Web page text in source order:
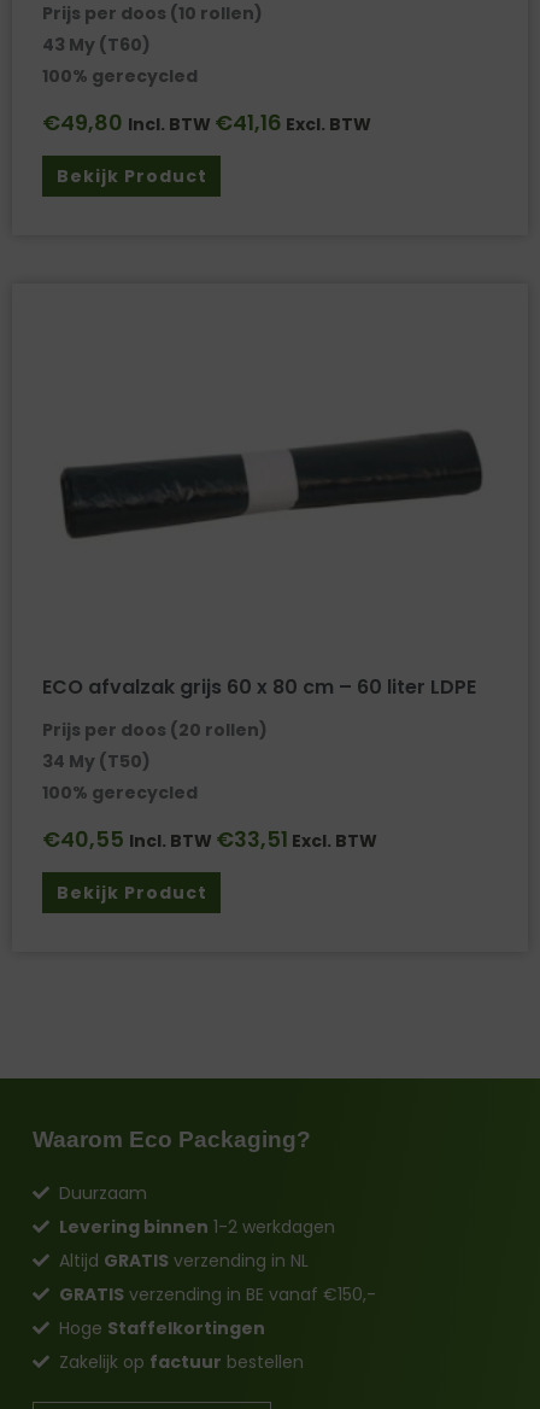
Prijs per doos (10 rollen)
43 My (T60)
100% gerecycled
€49,80 Incl. BTW €41,16 Excl. BTW
Bekijk Product
ECO afvalzak grijs 60 x 80 cm – 60 liter LDPE
Prijs per doos (20 rollen)
34 My (T50)
100% gerecycled
€40,55 Incl. BTW €33,51 Excl. BTW
Bekijk Product
Waarom Eco Packaging?
Duurzaam
Levering binnen 1-2 werkdagen
Altijd GRATIS verzending in NL
GRATIS verzending in BE vanaf €150,-
Hoge Staffelkortingen
Zakelijk op factuur bestellen